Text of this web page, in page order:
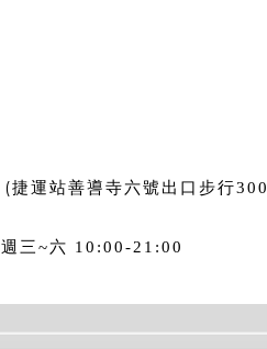
(捷運站善噵寺六號出口步行300
週三~六 10:00-21:00